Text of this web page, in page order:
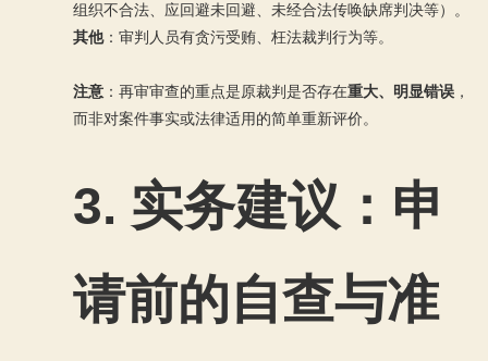
组织不合法、应回避未回避、未经合法传唤缺席判决等）。
其他：审判人员有贪污受贿、枉法裁判行为等。
注意 ：再审审查的重点是原裁判是否存在重大、明显错误 ，
而非对案件事实或法律适用的简单重新评价。
3. 实务建议：申
请前的自查与准